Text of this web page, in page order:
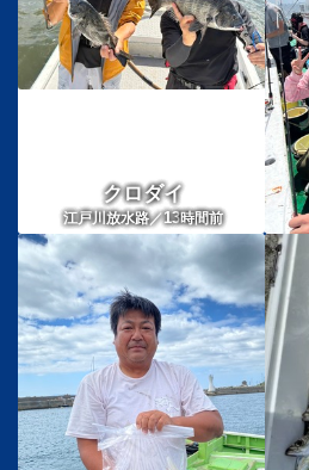
クロダイ
江戸川放水路／13時間前